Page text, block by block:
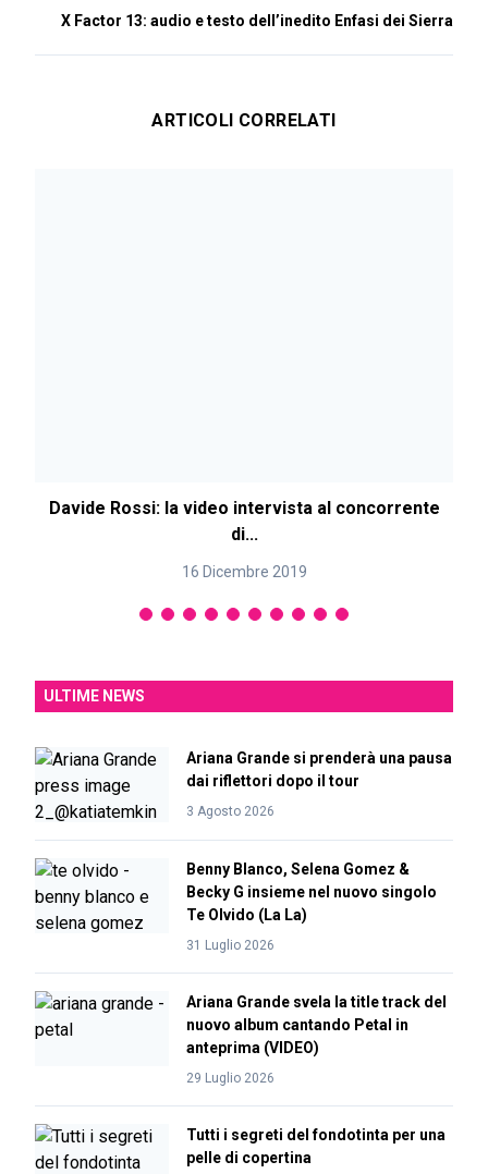
X Factor 13: audio e testo dell’inedito Enfasi dei Sierra
ARTICOLI CORRELATI
Davide Rossi: la video intervista al concorrente
di...
16 Dicembre 2019
ULTIME NEWS
Ariana Grande si prenderà una pausa
dai riflettori dopo il tour
3 Agosto 2026
Benny Blanco, Selena Gomez &
Becky G insieme nel nuovo singolo
Te Olvido (La La)
31 Luglio 2026
Ariana Grande svela la title track del
nuovo album cantando Petal in
anteprima (VIDEO)
29 Luglio 2026
Tutti i segreti del fondotinta per una
pelle di copertina